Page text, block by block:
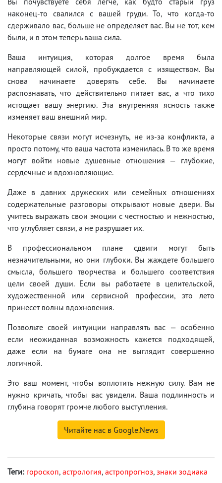
наконец-то свалился с вашей груди. То, что когда-то
сдерживало вас, больше не определяет вас. Вы не тот, кем
были, и в этом теперь ваша сила.
Ваша интуиция, которая долгое время была
направляющей силой, пробуждается с изяществом. Вы
снова начинаете доверять себе. Вы начинаете
распознавать, что действительно питает вас, а что тихо
истощает вашу энергию. Эта внутренняя ясность также
изменяет ваш внешний мир.
Некоторые связи могут исчезнуть, не из-за конфликта, а
просто потому, что ваша частота изменилась. В то же время
могут войти новые душевные отношения — глубокие,
сердечные и вдохновляющие.
Даже в давних дружеских или семейных отношениях
содержательные разговоры открывают новые двери. Вы
учитесь выражать свои эмоции с честностью и нежностью,
что углубляет связи, а не разрушает их.
В профессиональном плане сдвиги могут быть
незначительными, но они глубоки. Вы жаждете большего
смысла, большего творчества и большего соответствия
цели своей души. Если вы работаете в целительской,
художественной или сервисной профессии, это лето
принесет волны вдохновения.
Позвольте своей интуиции направлять вас — особенно
если неожиданная возможность кажется подходящей,
даже если на бумаге она не выглядит совершенно
логичной.
Это ваш момент, чтобы воплотить нежную силу. Вам не
нужно кричать, чтобы вас увидели. Ваша подлинность и
глубина говорят громче любого выступления.
Читайте нас в Google.News
Теги: гороскоп, астрология, астропрогноз, знаки зодиака